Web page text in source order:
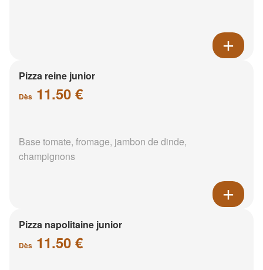
Pizza reine junior
Dès 11.50 €
Base tomate, fromage, jambon de dinde,
champignons
Pizza napolitaine junior
Dès 11.50 €